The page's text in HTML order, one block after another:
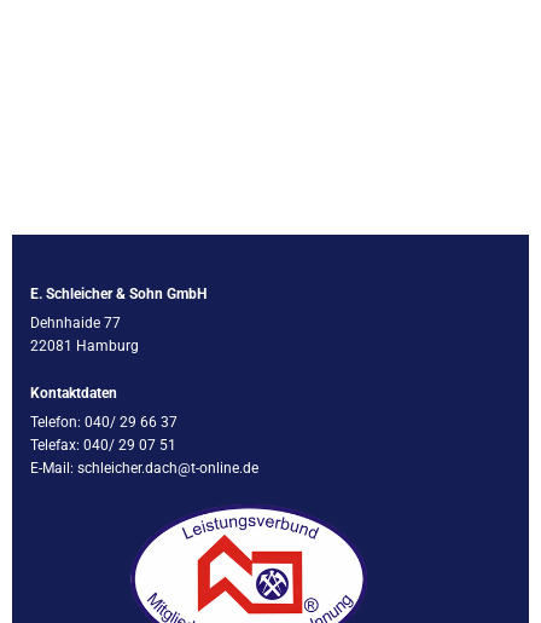
E. Schleicher & Sohn GmbH
Dehnhaide 77
22081 Hamburg
Kontaktdaten
Telefon: 040/ 29 66 37
Telefax: 040/ 29 07 51
E-Mail: schleicher.dach@t-online.de